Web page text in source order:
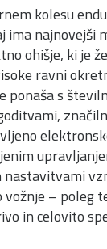
kolesu
ima najnovejši
ohišje, ki je
ravni
ponaša s
nastavitvami
vožnje – poleg
in celovito